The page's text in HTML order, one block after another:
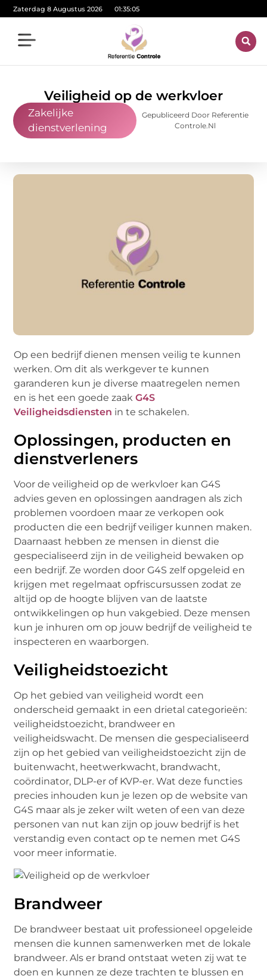
Zaterdag 8 Augustus 2026 01:35:05
Veiligheid op de werkvloer
Zakelijke
dienstverlening
Gepubliceerd Door Referentie
Controle.nl
Op een bedrijf dienen mensen veilig te kunnen
werken. Om dit als werkgever te kunnen
garanderen kun je diverse maatregelen nemen
en is het een goede zaakG4S
Veiligheidsdiensten in te schakelen.
Oplossingen, producten en
dienstverleners
Voor de veiligheid op de werkvloer kan G4S
advies geven en oplossingen aandragen als zich
problemen voordoen maar ze verkopen ook
producten die een bedrijf veiliger kunnen maken.
Daarnaast hebben ze mensen in dienst die
gespecialiseerd zijn in de veiligheid bewaken op
een bedrijf. Ze worden door G4S zelf opgeleid en
krijgen met regelmaat opfriscursussen zodat ze
altijd op de hoogte blijven van de laatste
ontwikkelingen op hun vakgebied. Deze mensen
kun je inhuren om op jouw bedrijf de veiligheid te
inspecteren en waarborgen.
Veiligheidstoezicht
Op het gebied van veiligheid wordt een
onderscheid gemaakt in een drietal categorieën:
veiligheidstoezicht, brandweer en
veiligheidswacht. De mensen die gespecialiseerd
zijn op het gebied van veiligheidstoezicht zijn de
buitenwacht, heetwerkwacht, brandwacht,
coördinator, DLP-er of KVP-er. Wat deze functies
precies inhouden kun je lezen op de website van
G4S maar als je zeker wilt weten of een van deze
personen van nut kan zijn op jouw bedrijf is het
verstandig even contact op te nemen met G4S
voor meer informatie.
Brandweer
De brandweer bestaat uit professioneel opgeleide
mensen die kunnen samenwerken met de lokale
brandweer. Als er brand ontstaat weten zij wat te
doen en kunnen ze deze trachten te blussen en